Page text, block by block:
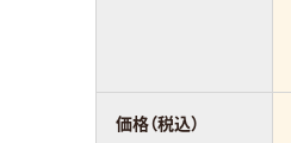
価格（税込）